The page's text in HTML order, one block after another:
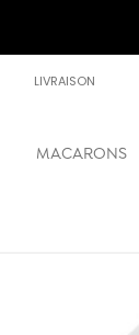
LIVRAISON
MACARONS